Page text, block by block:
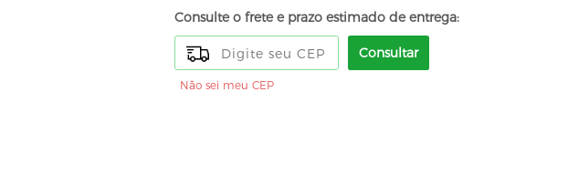
Consulte o frete e prazo estimado de entrega:
Consultar
Não sei meu CEP